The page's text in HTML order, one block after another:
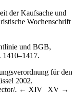
der Kaufsache und
Wochenschrift
und BGB,
1410–1417.
für den
2002,
. ← XIV | XV →